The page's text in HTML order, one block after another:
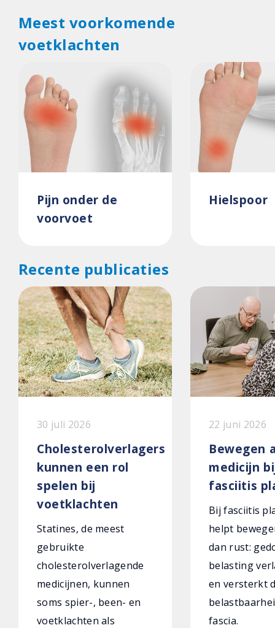
Meest voorkomende
voetklachten
Pijn onder de
voorvoet
Hielspoor
Recente publicaties
30 juli 2026
Cholesterolverlagers
kunnen een rol
spelen bij
voetklachten
Statines, de meest
gebruikte
cholesterolverlagende
medicijnen, kunnen
soms spier-, been- en
voetklachten als
22 juni 2026
Bewegen
medicijn
fasciitis
Bij fasciitis
helpt
dan rust:
belasting
en versterkt
fascia.